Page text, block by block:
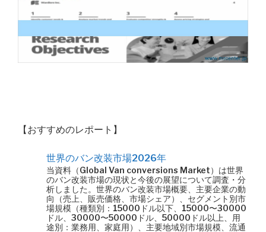
【おすすめのレポート】
世界のバン改装市場2026年
当資料（Global Van conversions Market）は世界
のバン改装市場の現状と今後の展望について調査・分
析しました。世界のバン改装市場概要、主要企業の動
向（売上、販売価格、市場シェア）、セグメント別市
場規模（種類別：15000ドル以下、15000〜30000
ドル、30000〜50000ドル、50000ドル以上、用
途別：業務用、家庭用）、主要地域別市場規模、流通